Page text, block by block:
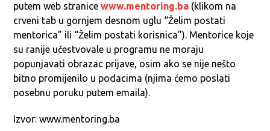
putem web stranicewww.mentoring.ba (klikom na
crveni tab u gornjem desnom uglu “Želim postati
mentorica” ili “Želim postati korisnica”). Mentorice koje
su ranije učestvovale u programu ne moraju
popunjavati obrazac prijave, osim ako se nije nešto
bitno promijenilo u podacima (njima ćemo poslati
posebnu poruku putem emaila).
Izvor: www.mentoring.ba